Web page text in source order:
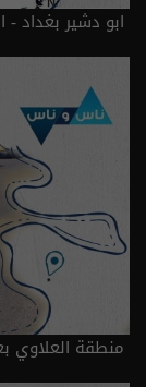
ابو دشير بغداد - الحلقة ٨٩
منطقة العلاوي بغداد -